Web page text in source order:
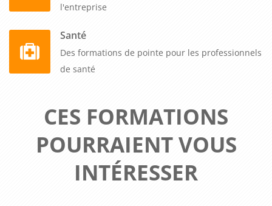
l'entreprise
Santé
Des formations de pointe pour les professionnels
de santé
CES FORMATIONS
POURRAIENT VOUS
INTÉRESSER